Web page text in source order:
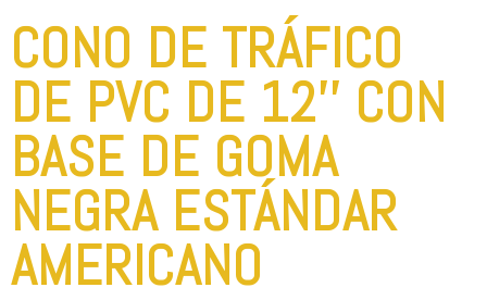
CONO DE TRÁFICO
DE PVC DE 12'' CON
BASE DE GOMA
NEGRA ESTÁNDAR
AMERICANO